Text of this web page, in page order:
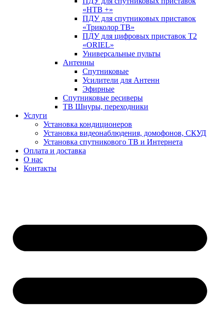
«НТВ +»
ПДУ для спутниковых приставок
«Триколор ТВ»
ПДУ для цифровых приставок Т2
«ORIEL»
Универсальные пульты
Антенны
Спутниковые
Усилители для Антенн
Эфирные
Спутниковые ресиверы
ТВ Шнуры, переходники
Услуги
Установка кондиционеров
Установка видеонаблюдения, домофонов, СКУД
Установка спутникового ТВ и Интернета
Оплата и доставка
О нас
Контакты